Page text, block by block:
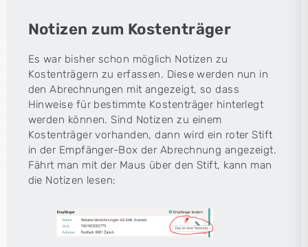
Notizen zum Kostenträger
Es war bisher schon möglich Notizen zu
Kostenträgern zu erfassen. Diese werden nun in
den Abrechnungen mit angezeigt, so dass
Hinweise für bestimmte Kostenträger hinterlegt
werden können. Sind Notizen zu einem
Kostenträger vorhanden, dann wird ein roter Stift
in der Empfänger-Box der Abrechnung angezeigt.
Fährt man mit der Maus über den Stift, kann man
die Notizen lesen: